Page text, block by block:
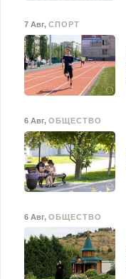
7 Авг, СПОРТ
6 Авг, ОБЩЕСТВО
6 Авг, ОБЩЕСТВО